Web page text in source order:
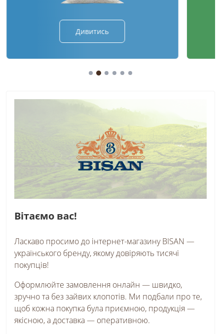
Дивитись
Вітаємо вас!
Ласкаво просимо до інтернет-магазину BISAN —
українського бренду, якому довіряють тисячі
покупців!
Оформлюйте замовлення онлайн — швидко,
зручно та без зайвих клопотів. Ми подбали про те,
щоб кожна покупка була приємною, продукція —
якісною, а доставка — оперативною.